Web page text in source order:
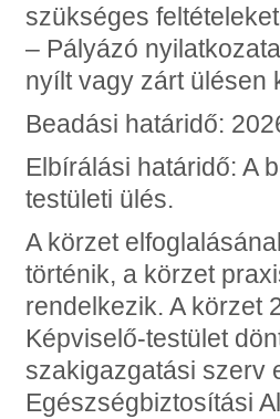
szükséges
– Pályázó
nyílt vagy zárt ülésen
Beadási határidő:
Elbírálási határidő: A
testületi ülés.
A körzet
történik, a körzet
rendelkezik. A körzet
Képviselő-testület
szakigazgatási szerv
Egészségbiztosítási